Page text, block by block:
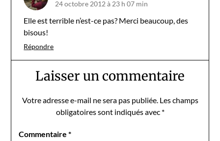
24 octobre 2012 à 23 h 07 min
Elle est terrible n’est-ce pas? Merci beaucoup, des
bisous!
Répondre
Laisser un commentaire
Votre adresse e-mail ne sera pas publiée. Les champs
obligatoires sont indiqués avec *
Commentaire*